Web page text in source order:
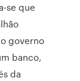
se que
governo
banco,
da